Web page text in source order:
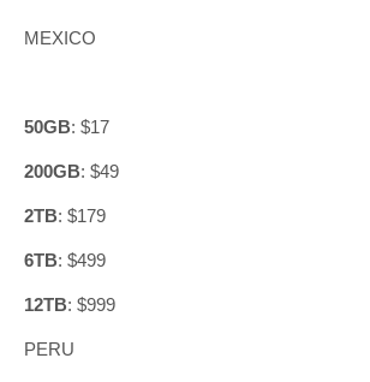
MEXICO
50GB: $17
200GB: $49
2TB: $179
6TB: $499
12TB: $999
PERU